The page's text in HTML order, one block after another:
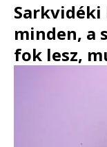
Sarkvidéki
minden, a
fok lesz,